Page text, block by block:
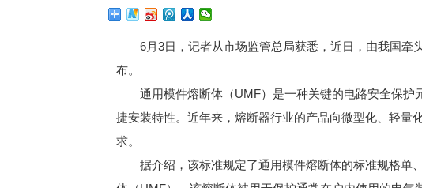
6月3日，记者从市场监管总局获悉，近日，由我国
布。
通用模件熔断体（UMF）是一种关键的电路安全保
捷安装特性。近年来，熔断器行业的产品向微型化、轻量
求。
据介绍，该标准规定了通用模件熔断体的标准规格单